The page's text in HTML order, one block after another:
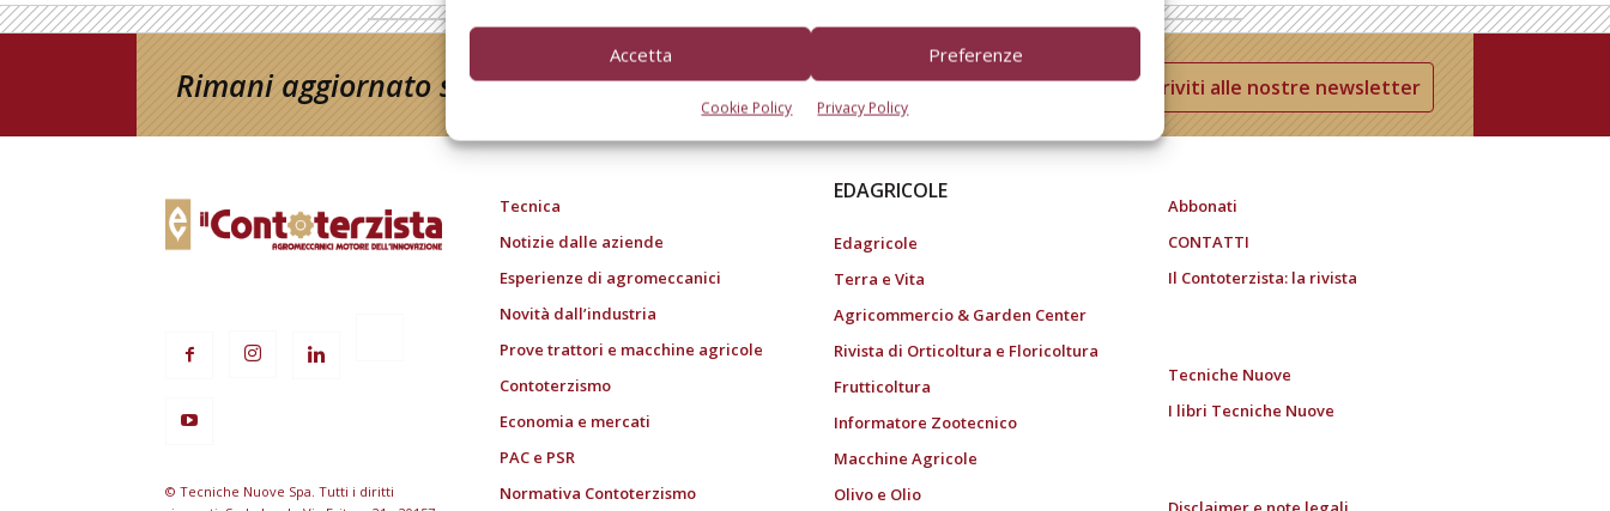
Accetta Preferenze
Cookie Policy Privacy Policy
Rimani aggiornato sul mondo dell’agricoltura Iscriviti alle nostre newsletter
© Tecniche Nuove Spa. Tutti i diritti
Tecnica
Notizie dalle aziende
Esperienze di agromeccanici
Novità dall’industria
Prove trattori e macchine agricole
Contoterzismo
Economia e mercati
PAC e PSR
Normativa Contoterzismo
EDAGRICOLE
Edagricole
Terra e Vita
Agricommercio & Garden Center
Rivista di Orticoltura e Floricoltura
Frutticoltura
Informatore Zootecnico
Macchine Agricole
Olivo e Olio
Abbonati
CONTATTI
Il Contoterzista: la rivista
Tecniche Nuove
I libri Tecniche Nuove